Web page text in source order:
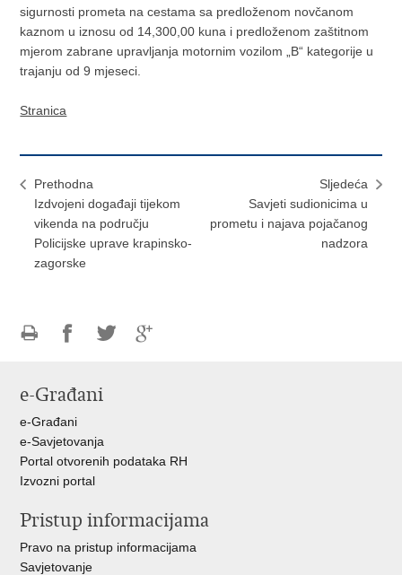
sigurnosti prometa na cestama sa predloženom novčanom
kaznom u iznosu od 14,300,00 kuna i predloženom zaštitnom
mjerom zabrane upravljanja motornim vozilom „B“ kategorije u
trajanju od 9 mjeseci.
Stranica
Prethodna
Izdvojeni događaji tijekom
vikenda na području
Policijske uprave krapinsko-
zagorske
Sljedeća
Savjeti sudionicima u
prometu i najava pojačanog
nadzora
FacebookuTwitteru
e-Građani
e-Građani
e-Savjetovanja
Portal otvorenih podataka RH
Izvozni portal
Pristup informacijama
Pravo na pristup informacijama
Savjetovanje